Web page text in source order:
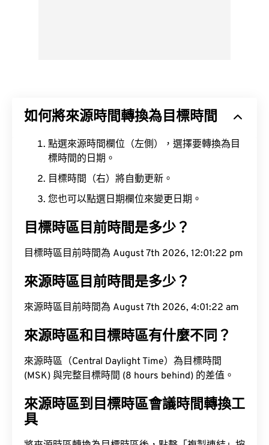
如何將來源時間轉換為目標時間
點選來源時間欄位（左側），選擇要轉換為目
標時間的日期。
目標時間（右）將自動更新。
您也可以點選日期欄位來變更日期。
目標時區目前時間是多少？
目標時區目前時間為 August 7th 2026, 12:01:23 pm
來源時區目前時間是多少？
來源時區目前時間為 August 7th 2026, 4:01:23 am
來源時區和目標時區有什麼不同？
來源時區（Central Daylight Time）為目標時間
(MSK) 與完整目標時間 (8 hours behind) 的差值。
來源時區到目標時區會議時間轉換工
具